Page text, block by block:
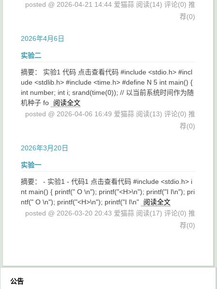
posted @ 2026-04-21 14:44 爱猫蒜 阅读(14) 评论(0) 推
荐(0)
2026年4月6日
实验二
摘要： 实验1 代码 点击查看代码 #include <stdio.h> #incl
ude <stdlib.h> #include <time.h> #define N 5 int main() {
int number; int i; srand(time(0)); // 以当前系统时间作为随
机种子 fo
阅读全文
posted @ 2026-04-06 16:49 爱猫蒜 阅读(13) 评论(0) 推
荐(0)
2026年3月20日
实验一
摘要： - 实验1 - 代码1 点击查看代码 #include <stdio.h> i
nt main() { printf(" O \n"); printf("<H>\n"); printf("I I\n"); pri
ntf(" O \n"); printf("<H>\n"); printf("I I\n"
阅读全文
posted @ 2026-03-20 20:43 爱猫蒜 阅读(17) 评论(0) 推
荐(0)
公告